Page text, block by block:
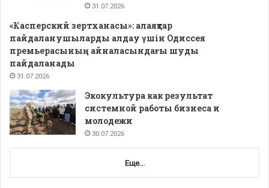
31.07.2026
«Касперский зертханасы»: алаяқтар
пайдаланушыларды алдау үшін Одиссея
премьерасының айналасындағы шуды
пайдаланады
31.07.2026
Экокультура как результат
системной работы бизнеса и
молодежи
30.07.2026
Еще...